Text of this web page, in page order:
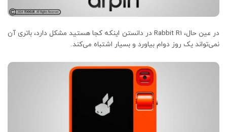
در عین حال، Rabbit R1 در دانستن اینکه کجا هستید مشکل دارد، باتری آن
نمی‌تواند یک روز دوام بیاورد و بسیار اشتباه می‌کند.